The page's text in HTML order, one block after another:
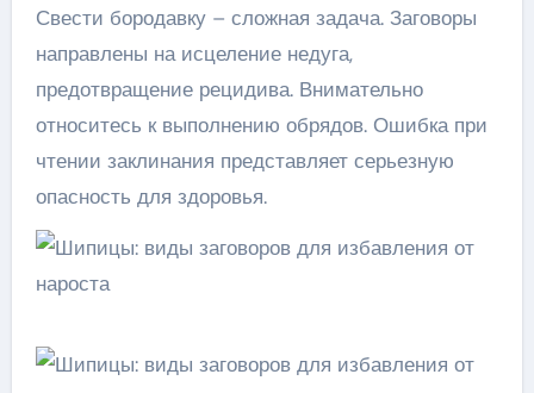
Свести бородавку – сложная задача. Заговоры
направлены на исцеление недуга,
предотвращение рецидива. Внимательно
относитесь к выполнению обрядов. Ошибка при
чтении заклинания представляет серьезную
опасность для здоровья.